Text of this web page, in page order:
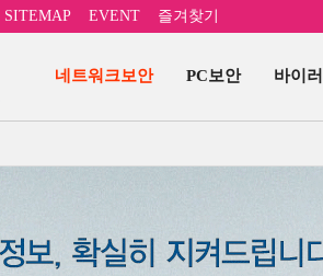
SITEMAP EVENT 즐겨찾기
네트워크보안 PC보안 바이